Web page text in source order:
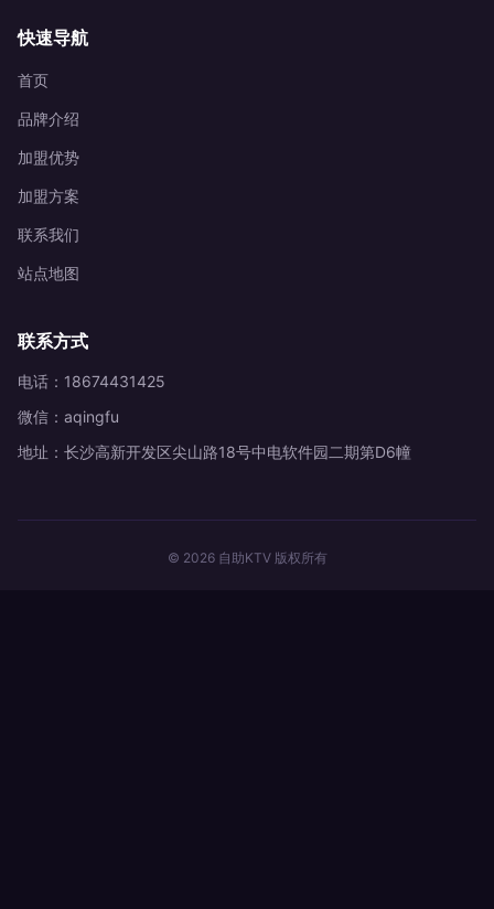
快速导航
首页
品牌介绍
加盟优势
加盟方案
联系我们
站点地图
联系方式
电话：18674431425
微信：aqingfu
地址：长沙高新开发区尖山路18号中电软件园二期第D6幢
© 2026 自助KTV 版权所有